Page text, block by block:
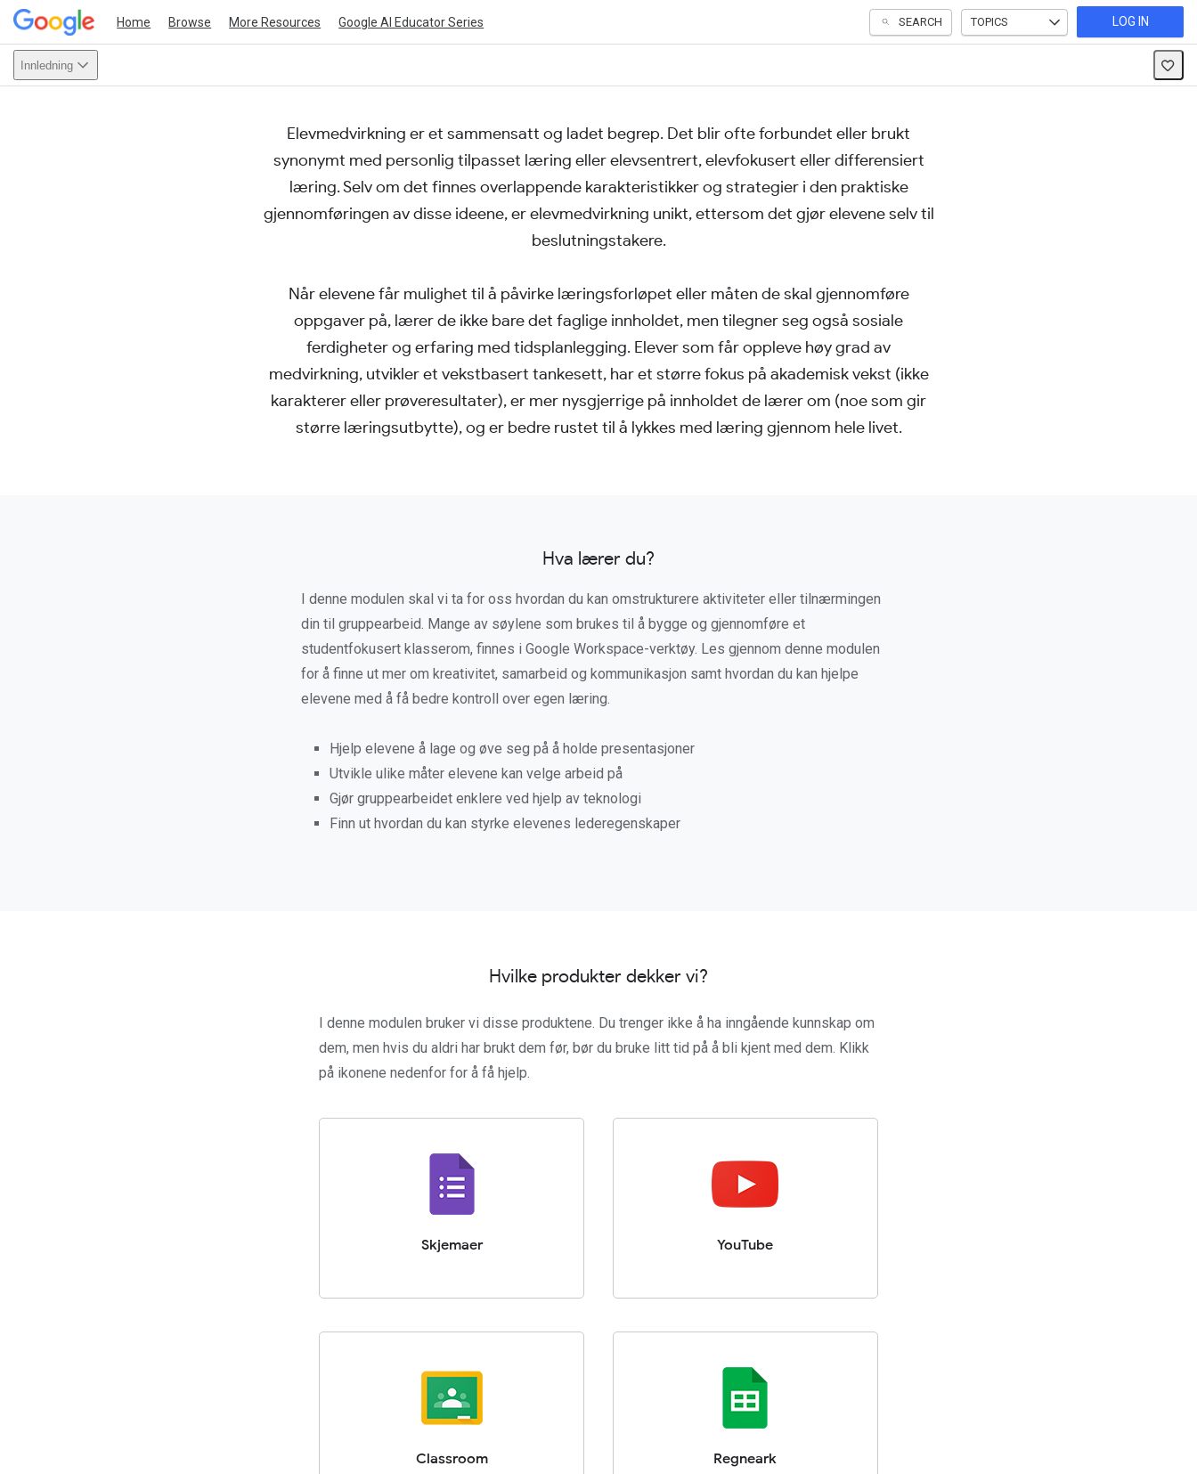
Home Browse More Resources Google AI Educator Series SEARCH TOPICS LOG IN
Innledning
This activity is also available in English.View activity
Elevmedvirkning er et sammensatt og ladet begrep. Det blir ofte forbundet eller brukt
synonymt med personlig tilpasset læring eller elevsentrert, elevfokusert eller differensiert
læring. Selv om det finnes overlappende karakteristikker og strategier i den praktiske
gjennomføringen av disse ideene, er elevmedvirkning unikt, ettersom det gjør elevene selv til
beslutningstakere.
Når elevene får mulighet til å påvirke læringsforløpet eller måten de skal gjennomføre
oppgaver på, lærer de ikke bare det faglige innholdet, men tilegner seg også sosiale
ferdigheter og erfaring med tidsplanlegging. Elever som får oppleve høy grad av
medvirkning, utvikler et vekstbasert tankesett, har et større fokus på akademisk vekst (ikke
karakterer eller prøveresultater), er mer nysgjerrige på innholdet de lærer om (noe som gir
større læringsutbytte), og er bedre rustet til å lykkes med læring gjennom hele livet.
Hva lærer du?
I denne modulen skal vi ta for oss hvordan du kan omstrukturere aktiviteter eller tilnærmingen
din til gruppearbeid. Mange av søylene som brukes til å bygge og gjennomføre et
studentfokusert klasserom, finnes i Google Workspace-verktøy. Les gjennom denne modulen
for å finne ut mer om kreativitet, samarbeid og kommunikasjon samt hvordan du kan hjelpe
elevene med å få bedre kontroll over egen læring.
Hjelp elevene å lage og øve seg på å holde presentasjoner
Utvikle ulike måter elevene kan velge arbeid på
Gjør gruppearbeidet enklere ved hjelp av teknologi
Finn ut hvordan du kan styrke elevenes lederegenskaper
Hvilke produkter dekker vi?
I denne modulen bruker vi disse produktene. Du trenger ikke å ha inngående kunnskap om
dem, men hvis du aldri har brukt dem før, bør du bruke litt tid på å bli kjent med dem. Klikk
på ikonene nedenfor for å få hjelp.
Skjemaer YouTube
Classroom Regneark